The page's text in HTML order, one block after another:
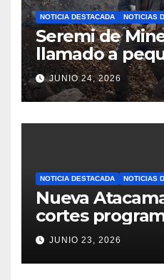
NOTICIA DESTACADA NOTICIAS
Seremi de
llamado a
para
Equipa y
JUNIO 24, 2026
NOTICIA DESTACADA NOTICIAS
Nueva
cortes
potable en
Caldera: revisa
horarios y
JUNIO 23, 2026